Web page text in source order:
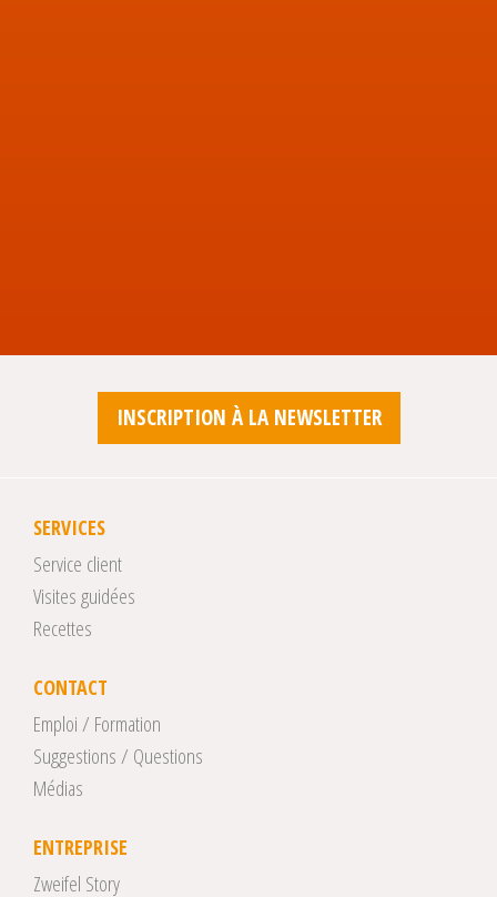
INSCRIPTION À LA NEWSLETTER
SERVICES
Service client
Visites guidées
Recettes
CONTACT
Emploi / Formation
Suggestions / Questions
Médias
ENTREPRISE
Zweifel Story